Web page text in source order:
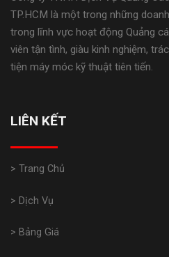
TP.HCM là một trong những
trong lĩnh vực hoạt động Quảng
viên tận tình, giàu kinh nghiệm,
tiện máy móc kỹ thuật tiên tiến.
LIÊN KẾT
> Trang Chủ
> Dịch Vụ
> Bảng Giá